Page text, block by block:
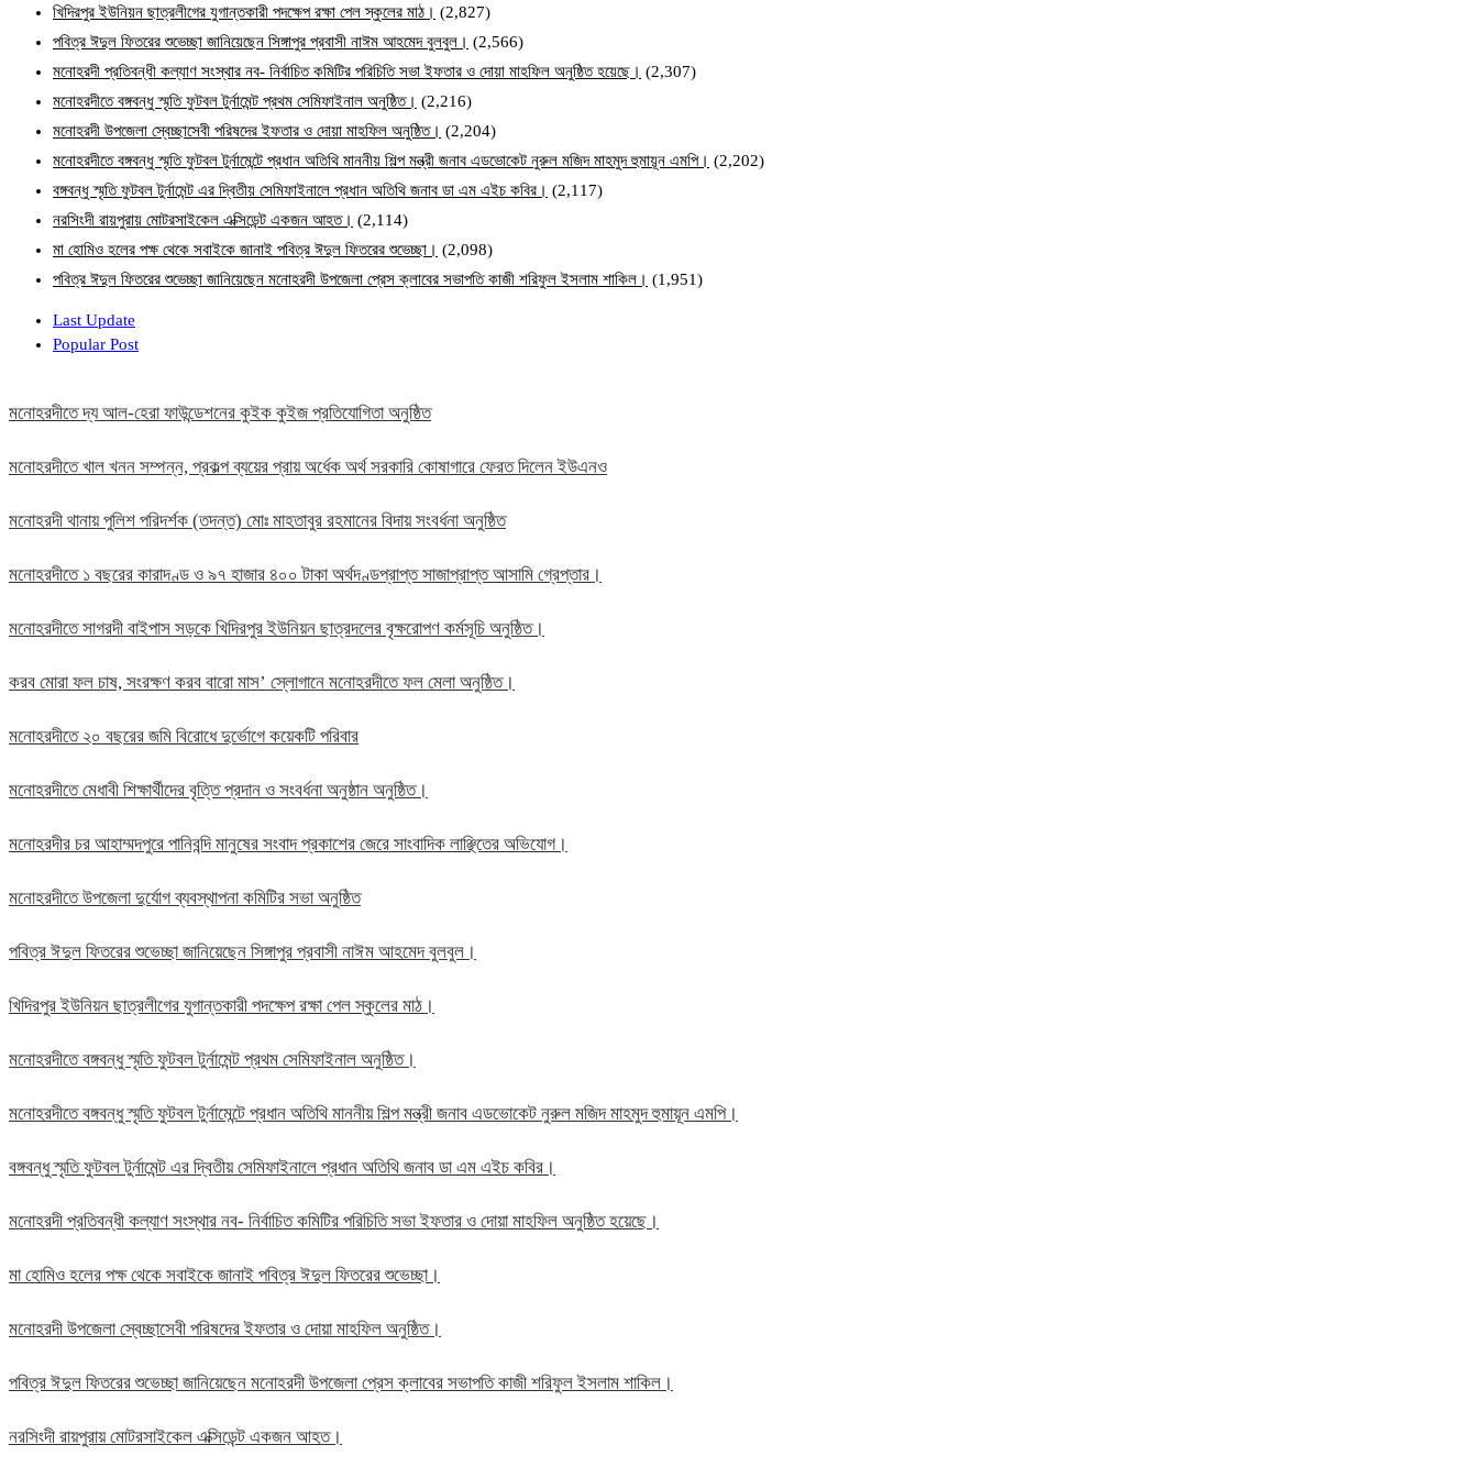
খিদিরপুর ইউনিয়ন ছাত্রলীগের যুগান্তকারী পদক্ষেপ রক্ষা পেল স্কুলের মাঠ। (2,827)
পবিত্র ঈদুল ফিতরের শুভেচ্ছা জানিয়েছেন সিঙ্গাপুর প্রবাসী নাঈম আহমেদ বুলবুল। (2,566)
মনোহরদী প্রতিবন্ধী কল্যাণ সংস্থার নব- নির্বাচিত কমিটির পরিচিতি সভা ইফতার ও দোয়া মাহফিল অনুষ্ঠিত হয়েছে। (2,307)
মনোহরদীতে বঙ্গবন্ধু স্মৃতি ফুটবল টুর্নামেন্ট প্রথম সেমিফাইনাল অনুষ্ঠিত। (2,216)
মনোহরদী উপজেলা স্বেচ্ছাসেবী পরিষদের ইফতার ও দোয়া মাহফিল অনুষ্ঠিত। (2,204)
মনোহরদীতে বঙ্গবন্ধু স্মৃতি ফুটবল টুর্নামেন্টে প্রধান অতিথি মাননীয় শিল্প মন্ত্রী জনাব এডভোকেট নুরুল মজিদ মাহমুদ হুমায়ূন এমপি। (2,202)
বঙ্গবন্ধু স্মৃতি ফুটবল টুর্নামেন্ট এর দ্বিতীয় সেমিফাইনালে প্রধান অতিথি জনাব ডা এম এইচ কবির। (2,117)
নরসিংদী রায়পুরায় মোটরসাইকেল এক্সিডেন্ট একজন আহত। (2,114)
মা হোমিও হলের পক্ষ থেকে সবাইকে জানাই পবিত্র ঈদুল ফিতরের শুভেচ্ছা। (2,098)
পবিত্র ঈদুল ফিতরের শুভেচ্ছা জানিয়েছেন মনোহরদী উপজেলা প্রেস ক্লাবের সভাপতি কাজী শরিফুল ইসলাম শাকিল। (1,951)
Last Update
Popular Post
মনোহরদীতে দ্য আল-হেরা ফাউন্ডেশনের কুইক কুইজ প্রতিযোগিতা অনুষ্ঠিত
মনোহরদীতে খাল খনন সম্পন্ন, প্রকল্প ব্যয়ের প্রায় অর্ধেক অর্থ সরকারি কোষাগারে ফেরত দিলেন ইউএনও
মনোহরদী থানায় পুলিশ পরিদর্শক (তদন্ত) মোঃ মাহতাবুর রহমানের বিদায় সংবর্ধনা অনুষ্ঠিত
মনোহরদীতে ১ বছরের কারাদণ্ড ও ৯৭ হাজার ৪০০ টাকা অর্থদণ্ডপ্রাপ্ত সাজাপ্রাপ্ত আসামি গ্রেপ্তার।
মনোহরদীতে সাগরদী বাইপাস সড়কে খিদিরপুর ইউনিয়ন ছাত্রদলের বৃক্ষরোপণ কর্মসূচি অনুষ্ঠিত।
করব মোরা ফল চাষ, সংরক্ষণ করব বারো মাস’ স্লোগানে মনোহরদীতে ফল মেলা অনুষ্ঠিত।
মনোহরদীতে ২০ বছরের জমি বিরোধে দুর্ভোগে কয়েকটি পরিবার
মনোহরদীতে মেধাবী শিক্ষার্থীদের বৃত্তি প্রদান ও সংবর্ধনা অনুষ্ঠান অনুষ্ঠিত।
মনোহরদীর চর আহাম্মদপুরে পানিবন্দি মানুষের সংবাদ প্রকাশের জেরে সাংবাদিক লাঞ্ছিতের অভিযোগ।
মনোহরদীতে উপজেলা দুর্যোগ ব্যবস্থাপনা কমিটির সভা অনুষ্ঠিত
পবিত্র ঈদুল ফিতরের শুভেচ্ছা জানিয়েছেন সিঙ্গাপুর প্রবাসী নাঈম আহমেদ বুলবুল।
খিদিরপুর ইউনিয়ন ছাত্রলীগের যুগান্তকারী পদক্ষেপ রক্ষা পেল স্কুলের মাঠ।
মনোহরদীতে বঙ্গবন্ধু স্মৃতি ফুটবল টুর্নামেন্ট প্রথম সেমিফাইনাল অনুষ্ঠিত।
মনোহরদীতে বঙ্গবন্ধু স্মৃতি ফুটবল টুর্নামেন্টে প্রধান অতিথি মাননীয় শিল্প মন্ত্রী জনাব এডভোকেট নুরুল মজিদ মাহমুদ হুমায়ূন এমপি।
বঙ্গবন্ধু স্মৃতি ফুটবল টুর্নামেন্ট এর দ্বিতীয় সেমিফাইনালে প্রধান অতিথি জনাব ডা এম এইচ কবির।
মনোহরদী প্রতিবন্ধী কল্যাণ সংস্থার নব- নির্বাচিত কমিটির পরিচিতি সভা ইফতার ও দোয়া মাহফিল অনুষ্ঠিত হয়েছে।
মা হোমিও হলের পক্ষ থেকে সবাইকে জানাই পবিত্র ঈদুল ফিতরের শুভেচ্ছা।
মনোহরদী উপজেলা স্বেচ্ছাসেবী পরিষদের ইফতার ও দোয়া মাহফিল অনুষ্ঠিত।
পবিত্র ঈদুল ফিতরের শুভেচ্ছা জানিয়েছেন মনোহরদী উপজেলা প্রেস ক্লাবের সভাপতি কাজী শরিফুল ইসলাম শাকিল।
নরসিংদী রায়পুরায় মোটরসাইকেল এক্সিডেন্ট একজন আহত।